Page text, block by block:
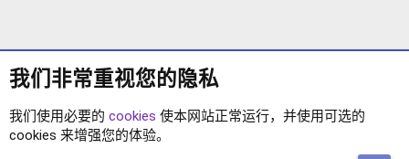
插件反馈
我们非常重视您的隐私
我们使用必要的 cookies 使本网站正常运行，并使用可选的
cookies 来增强您的体验。